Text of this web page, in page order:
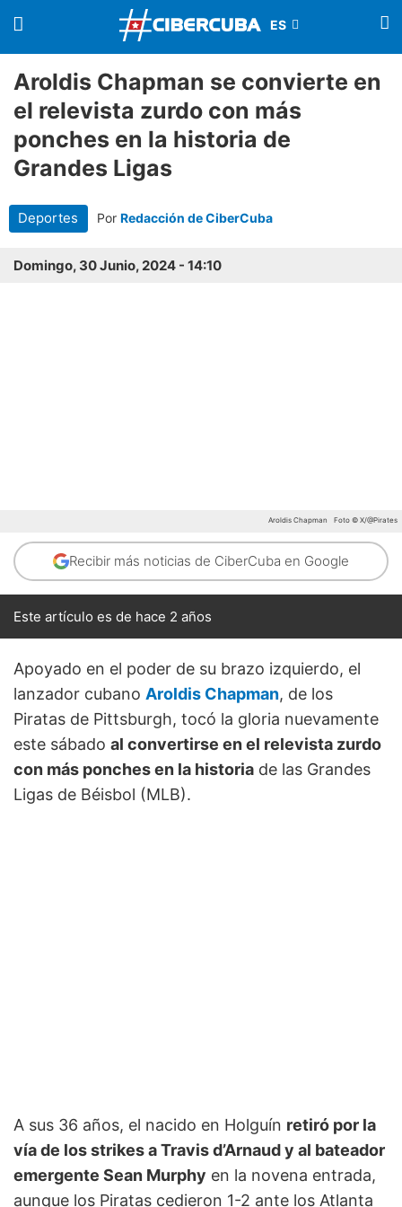
Aroldis Chapman se convierte en
el relevista zurdo con más
ponches en la historia de
Grandes Ligas
Deportes Por Redacción de CiberCuba
Domingo, 30 Junio, 2024 - 14:10
Aroldis Chapman Foto © X/@Pirates
Recibir más noticias de CiberCuba en Google
Este artículo es de hace 2 años
Apoyado en el poder de su brazo izquierdo, el
lanzador cubano Aroldis Chapman, de los
Piratas de Pittsburgh, tocó la gloria nuevamente
este sábado al convertirse en el relevista zurdo
con más ponches en la historia de las Grandes
Ligas de Béisbol (MLB).
A sus 36 años, el nacido en Holguín retiró por la
vía de los strikes a Travis d’Arnaud y al bateador
emergente Sean Murphy en la novena entrada,
aunque los Piratas cedieron 1-2 ante los Atlanta